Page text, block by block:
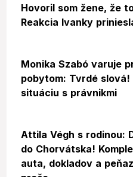
Hovoril som žene, že
Reakcia Ivanky
Video
Monika Szabó varuje
pobytom: Tvrdé slová!
situáciu s právnikmi
Video Foto
Attila Végh s rodinou:
do Chorvátska!
auta, dokladov a